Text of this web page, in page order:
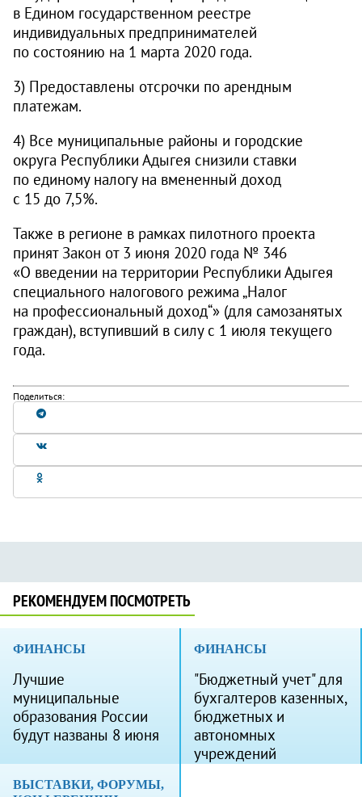
в Едином государственном реестре
индивидуальных предпринимателей
по состоянию на 1 марта 2020 года.
3) Предоставлены отсрочки по арендным
платежам.
4) Все муниципальные районы и городские
округа Республики Адыгея снизили ставки
по единому налогу на вмененный доход
с 15 до 7,5%.
Также в регионе в рамках пилотного проекта
принят Закон от 3 июня 2020 года № 346
«О введении на территории Республики Адыгея
специального налогового режима „Налог
на профессиональный доход“» (для самозанятых
граждан), вступивший в силу с 1 июля текущего
года.
Поделиться:
РЕКОМЕНДУЕМ ПОСМОТРЕТЬ
ФИНАНСЫ
Лучшие
муниципальные
образования России
будут названы 8 июня
ФИНАНСЫ
"Бюджетный учет" для
бухгалтеров казенных,
бюджетных и
автономных
учреждений
ВЫСТАВКИ, ФОРУМЫ,